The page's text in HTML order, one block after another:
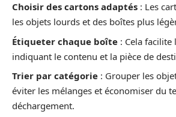
Choisir des cartons adaptés : Les
les objets lourds et des boîtes plus
Étiqueter chaque boîte : Cela facilite
indiquant le contenu et la pièce de
Trier par catégorie : Grouper les
éviter les mélanges et économiser du
déchargement.